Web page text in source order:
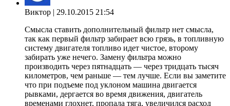
Виктор | 29.10.2015 21:54
Смысла ставить дополнительный фильтр нет смысла,
так как первый фильтр забирает всю грязь, в топливную
систему двигателя топливо идет чистое, второму
забирать уже нечего. Замену фильтра можно
производить через пятнадцать — через тридцать тысяч
километров, чем раньше — тем лучше. Если вы заметите
что при подъеме под уклоном машина двигается
рывками, дергается во время движения, двигатель
временами глохнет, пропала тяга, увеличился расход